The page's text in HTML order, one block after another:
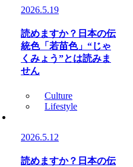
2026.5.19
読めますか？日本の伝
統色「若苗色」“じゃ
くみょう”とは読みま
せん
Culture
Lifestyle
2026.5.12
読めますか？日本の伝